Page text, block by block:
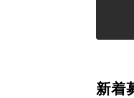
新着